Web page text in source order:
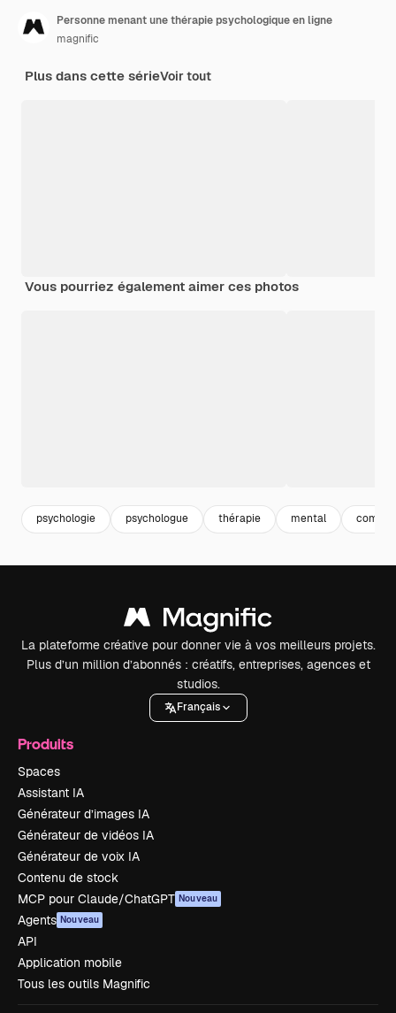
Personne menant une thérapie psychologique en ligne
magnific
Plus dans cette sérieVoir tout
Vous pourriez également aimer ces photos
psychologie psychologue thérapie mental
La plateforme créative pour donner vie à vos meilleurs projets.
Plus d’un million d’abonnés : créatifs, entreprises, agences et
studios.
Français
Produits
Spaces
Assistant IA
Générateur d’images IA
Générateur de vidéos IA
Générateur de voix IA
Contenu de stock
MCP pour Claude/ChatGPT Nouveau
Agents Nouveau
API
Application mobile
Tous les outils Magnific